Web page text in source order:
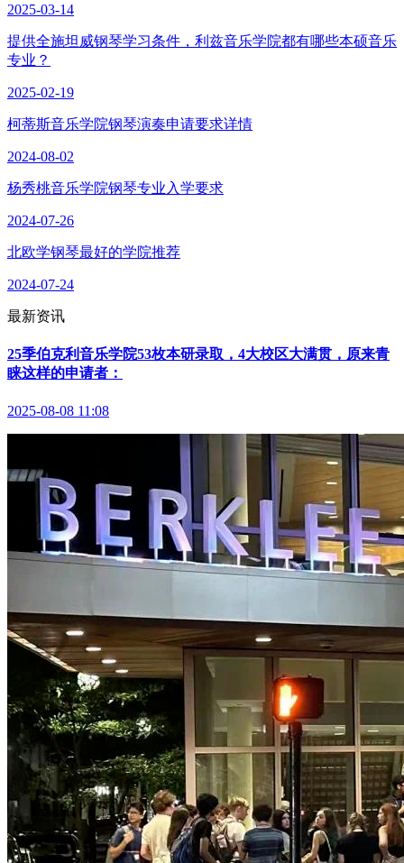
2025-03-14
提供全施坦威钢琴学习条件，利兹音乐学院都有哪些本硕音乐
专业？
2025-02-19
柯蒂斯音乐学院钢琴演奏申请要求详情
2024-08-02
杨秀桃音乐学院钢琴专业入学要求
2024-07-26
北欧学钢琴最好的学院推荐
2024-07-24
最新资讯
25季伯克利音乐学院53枚本研录取，4大校区大满贯，原来青
睐这样的申请者：
2025-08-08 11:08